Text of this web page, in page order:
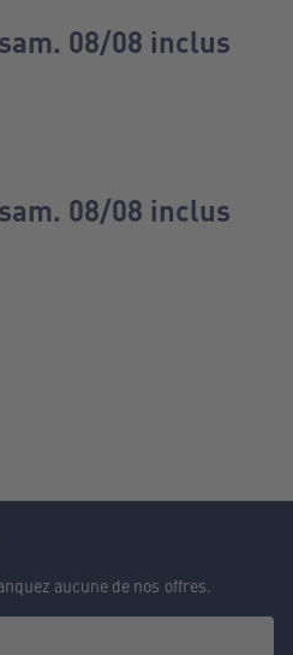
08/08 inclus
08/08 inclus
aucune de nos offres.